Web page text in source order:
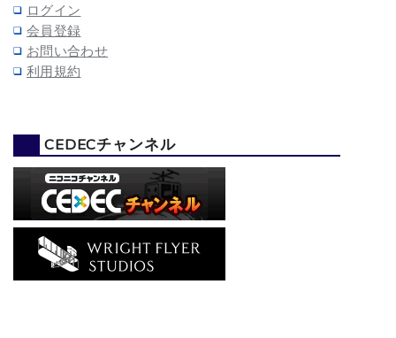
ログイン
会員登録
お問い合わせ
利用規約
CEDECチャンネル